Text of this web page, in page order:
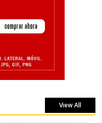
View All